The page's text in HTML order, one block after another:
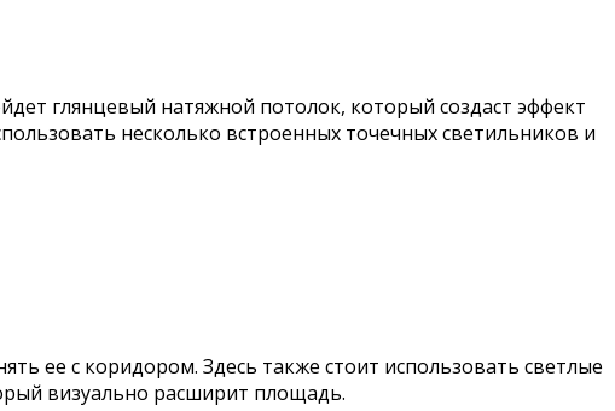
глянцевый натяжной потолок, который создаст эффект
несколько встроенных точечных светильников и
ее с коридором. Здесь также стоит использовать светлые
визуально расширит площадь.